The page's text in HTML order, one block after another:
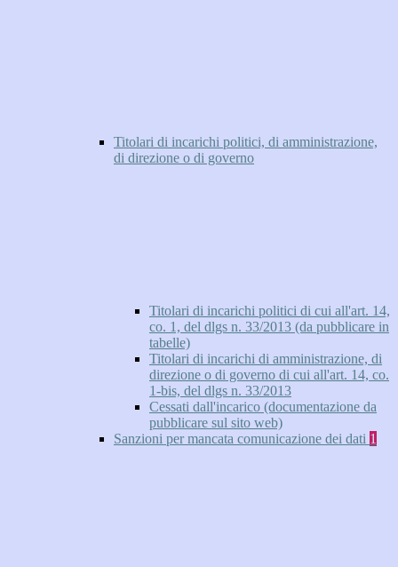
Titolari di incarichi politici, di amministrazione,
di direzione o di governo
Titolari di incarichi politici di cui all'art. 14,
co. 1, del dlgs n. 33/2013 (da pubblicare in
tabelle)
Titolari di incarichi di amministrazione, di
direzione o di governo di cui all'art. 14, co.
1-bis, del dlgs n. 33/2013
Cessati dall'incarico (documentazione da
pubblicare sul sito web)
Sanzioni per mancata comunicazione dei dati 1